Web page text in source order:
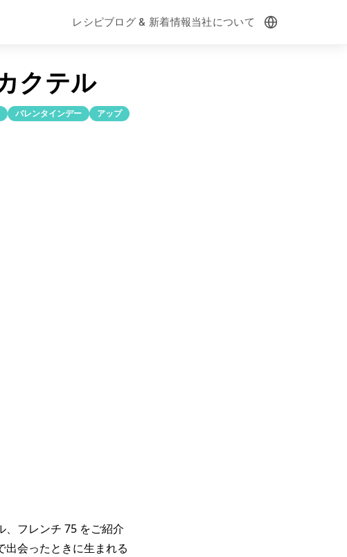
レシピブログ & 新着情報当社について
クテル
バレンタインデー
アップ
、フレンチ 75 をご紹介
出会ったときに生まれる